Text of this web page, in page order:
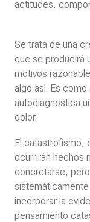
actitudes,
Se trata de una
que se producirá
motivos
algo así. Es
autodiagnostica
dolor.
El catastrofismo,
ocurrirán hechos
concretarse,
incorporar la
pensamiento